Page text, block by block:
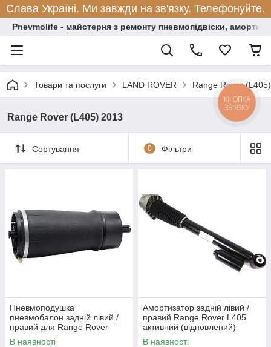
Слава Україні. Ми завжди на зв'язку. Телефонуйте.
Pnevmolife - майстерня з ремонту пневмопідвіски,
Товари та послуги LAND ROVER Range Rover
Range Rover (L405) 2013
Сортування 0 Фільтри
Пневмоподушка
пневмобалон задній лівий /
правий для Range Rover
L405 з VDS (відновлений)
В наявності
Амортизатор задній лівий /
правий Range Rover L405
активний (відновлений)
В наявності
КНОПКА
ЗВ'ЯЗКУ